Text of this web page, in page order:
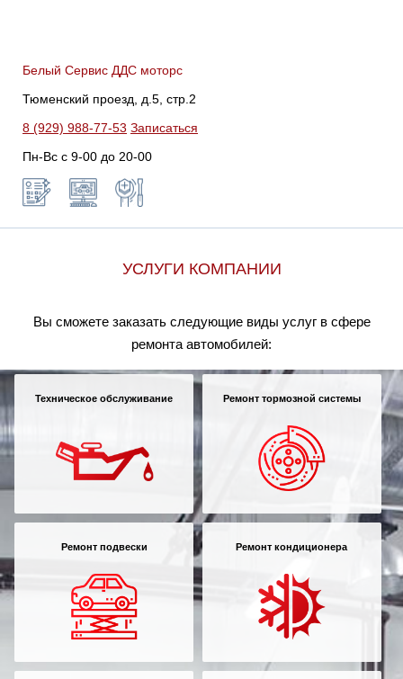
Белый Сервис ДДС моторс
Тюменский проезд, д.5, стр.2
8 (929) 988-77-53 Записаться
Пн-Вс c 9-00 до 20-00
УСЛУГИ КОМПАНИИ
Вы сможете заказать следующие виды услуг в сфере
ремонта автомобилей:
Техническое обслуживание Ремонт тормозной системы
Ремонт подвески Ремонт кондиционера